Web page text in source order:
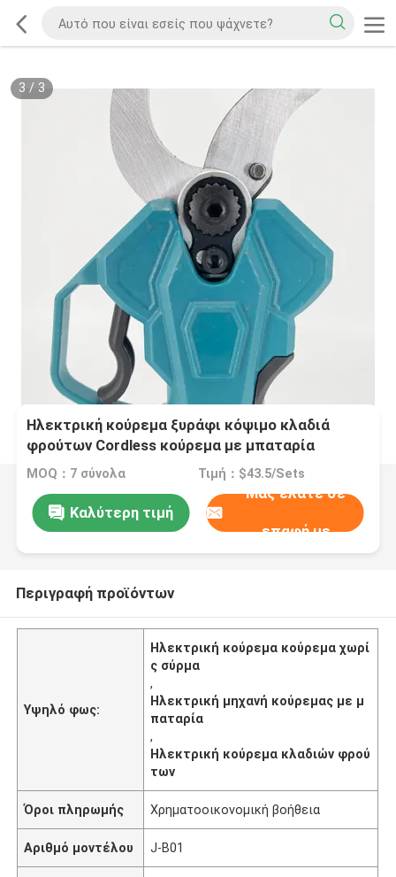
3 / 3
Ηλεκτρική κούρεμα ξυράφι κόψιμο κλαδιά
φρούτων Cordless κούρεμα με μπαταρία
MOQ：7 σύνολα Τιμή：$43.5/Sets
Καλύτερη τιμή
Μας ελάτε σε
επαφή με
Περιγραφή προϊόντων
Υψηλό φως:
Ηλεκτρική κούρεμα κούρεμα χωρί
ς σύρμα
,
Ηλεκτρική μηχανή κούρεμας με μ
παταρία
,
Ηλεκτρική κούρεμα κλαδιών φρού
των
Όροι πληρωμής Χρηματοοικονομική βοήθεια
Αριθμό μοντέλου J-B01